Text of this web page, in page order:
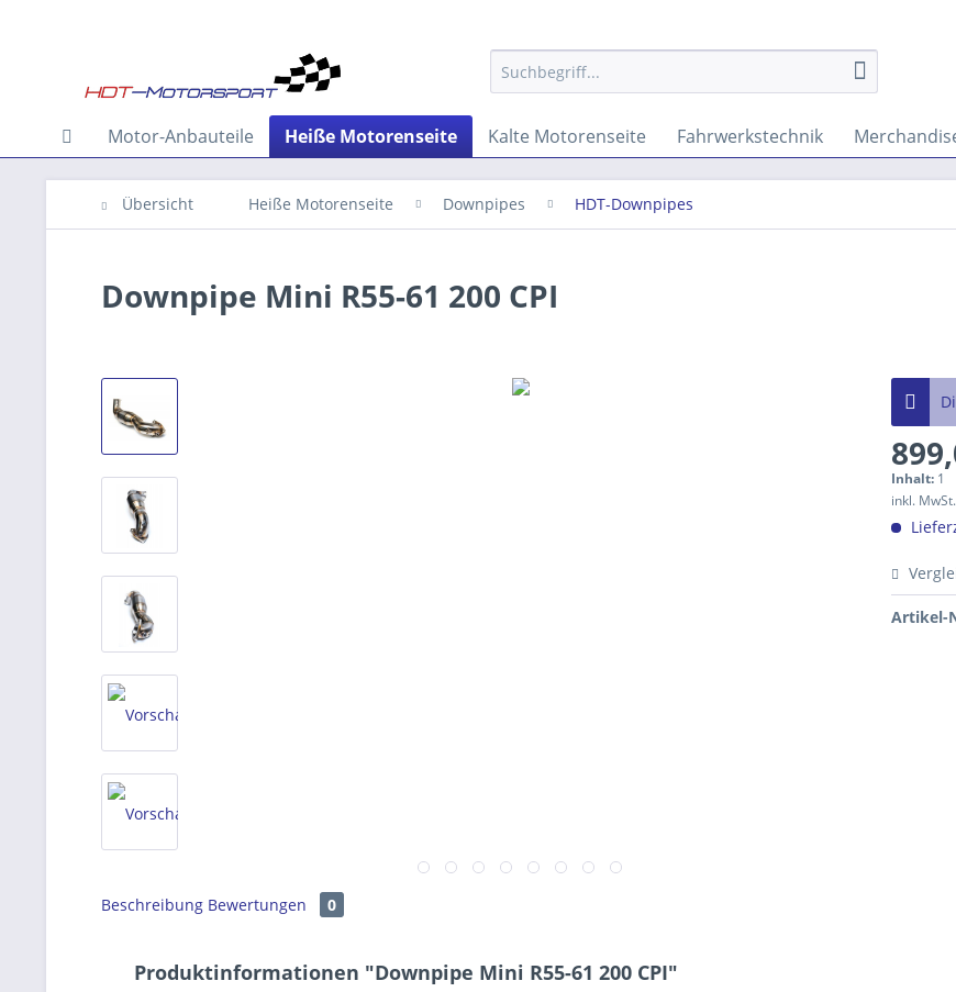
Motor-Anbauteile Heiße Motorenseite Kalte Motorenseite Fahrwerkstechnik
Übersicht Heiße Motorenseite Downpipes HDT-Downpipes
Downpipe Mini R55-61 200 CPI
Inhalt: 1
inkl.
Artikel-
Beschreibung Bewertungen 0
Produktinformationen "Downpipe Mini R55-61 200 CPI"